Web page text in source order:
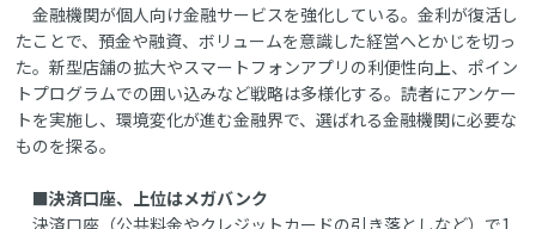
金融機関が個人向け金融サービスを強化している。金利が復活し
たことで、預金や融資、ボリュームを意識した経営へとかじを切っ
た。新型店舗の拡大やスマートフォンアプリの利便性向上、ポイン
トプログラムでの囲い込みなど戦略は多様化する。読者にアンケー
トを実施し、環境変化が進む金融界で、選ばれる金融機関に必要な
ものを探る。
■決済口座、上位はメガバンク
決済口座（公共料金やクレジットカードの引き落としなど）で1